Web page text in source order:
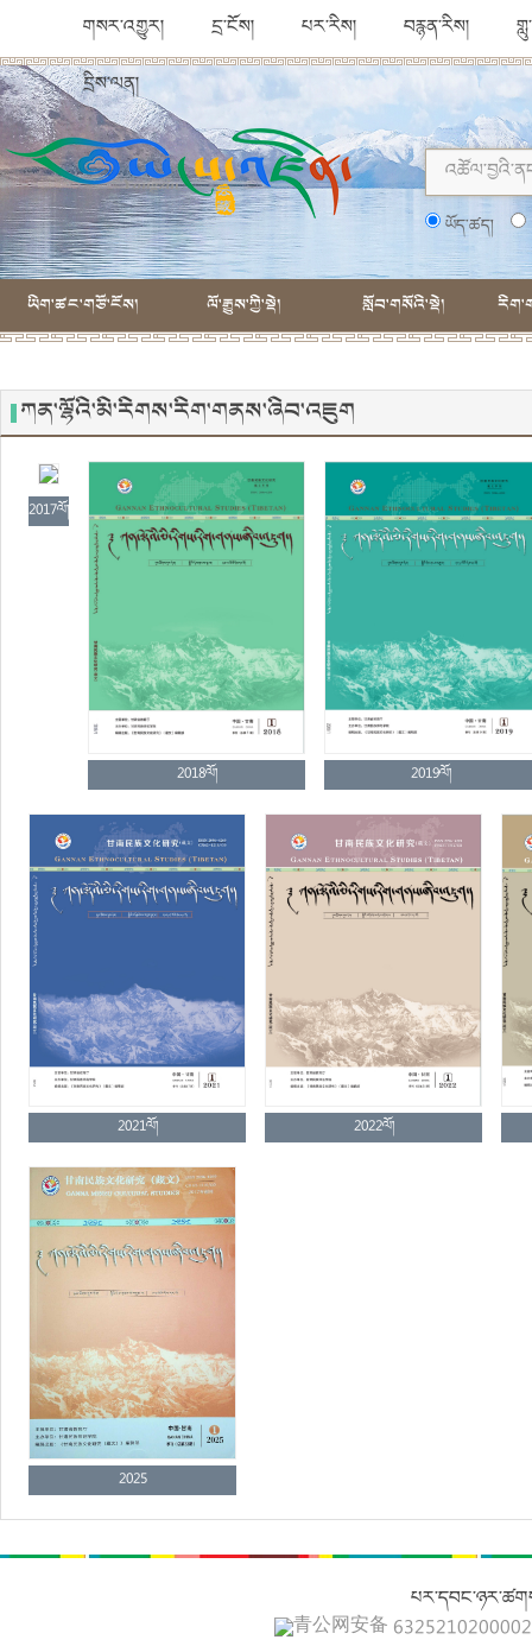
གསར་འགྱུར། དྲ་ངོས། པར་རིས། བརྙན་རིས།
དྲིས་ལན།
ཡོད་ཚད།
ཡིག་ཚང་གཙོ་ངོས། ལོ་རྒྱུས་ཀྱི་སྡེ། སློབ་གསོའི་སྡེ།
ཀན་ལྷོའི་མི་རིགས་རིག་གནས་ཞིབ་འཇུག
2017ལོ།
2018ལོ། 2019ལོ།
2021ལོ། 2022ལོ།
2025
青公网安备